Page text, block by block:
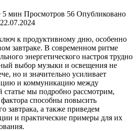
5 мин Просмотров 56 Опубликовано
22.07.2024
к продуктивному дню, особенно
завтраке. В современном ритме
энергетического настроя трудно
выбор музыки и освещения не
но и значительно усиливает
и коммуникацию между
мы подробно рассмотрим,
способны повысить
завтрака, а также приведем
и практические примеры для их